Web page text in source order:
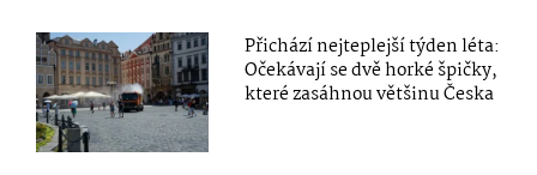
Přichází nejteplejší týden léta:
Očekávají se dvě horké špičky,
které zasáhnou většinu Česka